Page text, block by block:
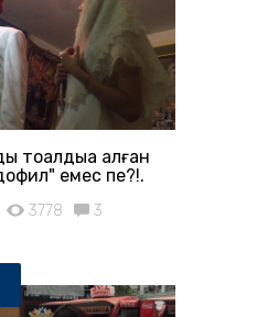
тоқалдыққа алған
емес пе?!.
3778 3